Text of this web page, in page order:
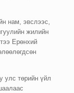
нам, эвслээс,
жилийн
Ерөнхий
улс төрийн үйл